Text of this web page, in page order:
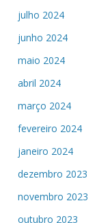
julho 2024
junho 2024
maio 2024
abril 2024
março 2024
fevereiro 2024
janeiro 2024
dezembro 2023
novembro 2023
outubro 2023